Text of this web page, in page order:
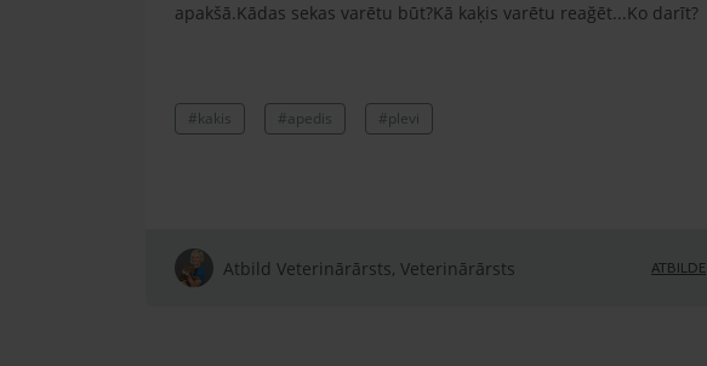
apakšā.Kādas sekas varētu būt?Kā kaķis varētu reağēt...Ko darīt?
#kakis #apedis #plevi
Atbild Veterinārārsts, Veterinārārsts ATBILDE